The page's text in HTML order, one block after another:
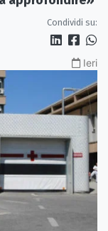
Condividi su:
Ieri